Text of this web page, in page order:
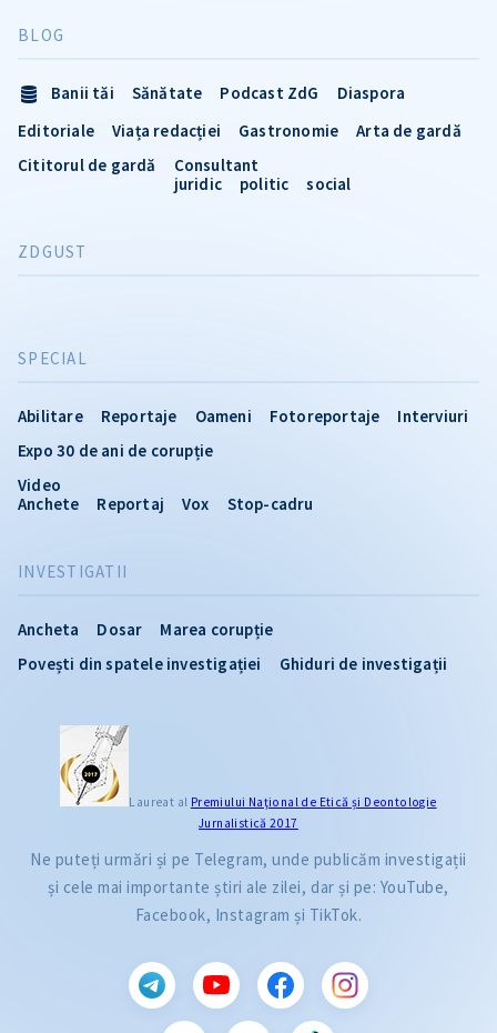
INVESTIGATII
Ancheta Dosar
Marea corupție
Povești din spatele investigației
Ghiduri de investigații
SPECIAL
Abilitare Reportaje Oameni Fotoreportaje
Interviuri
Expo 30 de ani de corupție
Video
Anchete
Reportaj Vox Stop-cadru
BLOG
Banii tăi Sănătate Podcast ZdG
Diaspora
Editoriale
Viața redacției Gastronomie
Arta de gardă
Cititorul de gardă
Consultant
juridic
politic social
ZDGUST
Laureat al Premiului Naţional de Etică și Deontologie
Jurnalistică 2017
Ne puteți urmări și pe Telegram, unde publicăm investigații
și cele mai importante știri ale zilei, dar și pe: YouTube,
Facebook, Instagram și TikTok.